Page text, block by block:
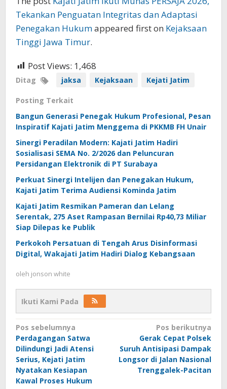
Tekankan Penguatan Integritas dan Adaptasi
Penegakan Hukumappeared first on Kejaksaan
Tinggi Jawa Timur.
Post Views: 1,468
Ditag jaksa Kejaksaan Kejati Jatim
Posting Terkait
Bangun Generasi Penegak Hukum Profesional, Pesan
Inspiratif Kajati Jatim Menggema di PKKMB FH Unair
Sinergi Peradilan Modern: Kajati Jatim Hadiri
Sosialisasi SEMA No. 2/2026 dan Peluncuran
Persidangan Elektronik di PT Surabaya
Perkuat Sinergi Intelijen dan Penegakan Hukum,
Kajati Jatim Terima Audiensi Kominda Jatim
Kajati Jatim Resmikan Pameran dan Lelang
Serentak, 275 Aset Rampasan Bernilai Rp40,73 Miliar
Siap Dilepas ke Publik
Perkokoh Persatuan di Tengah Arus Disinformasi
Digital, Wakajati Jatim Hadiri Dialog Kebangsaan
oleh jonson white
Ikuti Kami Pada
Navigasi
pos
Pos sebelumnya
Perdagangan Satwa
Dilindungi Jadi Atensi
Serius, Kejati Jatim
Nyatakan Kesiapan
Kawal Proses Hukum
Pos berikutnya
Gerak Cepat Polsek
Suruh Antisipasi Dampak
Longsor di Jalan Nasional
Trenggalek-Pacitan